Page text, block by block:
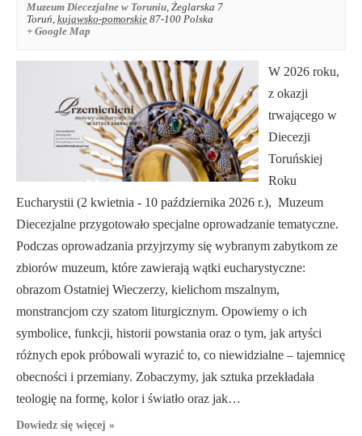
Muzeum Diecezjalne w Toruniu, Żeglarska 7
Toruń, kujawsko-pomorskie 87-100 Polska
+ Google Map
W 2026 roku,
z okazji
trwającego w
Diecezji
Toruńskiej
Roku
Eucharystii (2 kwietnia - 10 października 2026 r.), Muzeum
Diecezjalne przygotowało specjalne oprowadzanie tematyczne.
Podczas oprowadzania przyjrzymy się wybranym zabytkom ze
zbiorów muzeum, które zawierają wątki eucharystyczne:
obrazom Ostatniej Wieczerzy, kielichom mszalnym,
monstrancjom czy szatom liturgicznym. Opowiemy o ich
symbolice, funkcji, historii powstania oraz o tym, jak artyści
różnych epok próbowali wyrazić to, co niewidzialne – tajemnicę
obecności i przemiany. Zobaczymy, jak sztuka przekładała
teologię na formę, kolor i światło oraz jak…
Dowiedz się więcej »